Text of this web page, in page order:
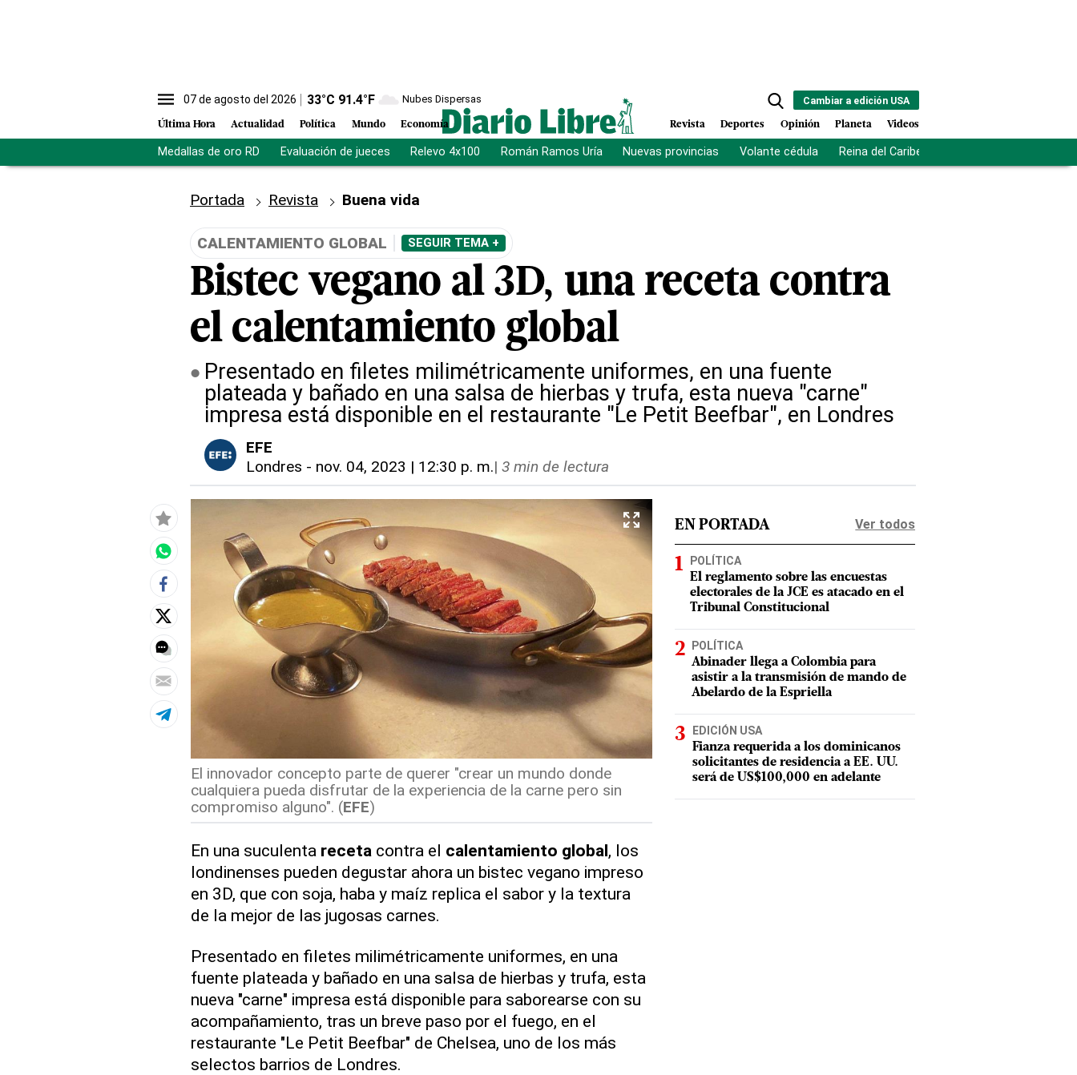
07 de agosto del 2026 33°C 91.4°F Nubes Dispersas
Última Hora Actualidad Política Mundo Economía
Cambiar a edición USA
Revista Deportes Opinión Planeta Videos
Medallas de oro RD Evaluación de jueces Relevo 4x100 Román Ramos Uría Nuevas provincias Volante cédula Reina del Caribe
Portada Revista Buena vida
CALENTAMIENTO GLOBAL SEGUIR TEMA +
Bistec vegano al 3D, una receta contra
el calentamiento global
Presentado en filetes milimétricamente uniformes, en una fuente
plateada y bañado en una salsa de hierbas y trufa, esta nueva "carne"
impresa está disponible en el restaurante "Le Petit Beefbar", en Londres
EFE
Londres - nov. 04, 2023 | 12:30 p. m.| 3 min de lectura
El innovador concepto parte de querer "crear un mundo donde
cualquiera pueda disfrutar de la experiencia de la carne pero sin
compromiso alguno". (EFE)
En una suculenta receta contra el calentamiento global, los
londinenses pueden degustar ahora un bistec vegano impreso
en 3D, que con soja, haba y maíz replica el sabor y la textura
de la mejor de las jugosas carnes.
Presentado en filetes milimétricamente uniformes, en una
fuente plateada y bañado en una salsa de hierbas y trufa, esta
nueva "carne" impresa está disponible para saborearse con su
acompañamiento, tras un breve paso por el fuego, en el
restaurante "Le Petit Beefbar" de Chelsea, uno de los más
selectos barrios de Londres.
EN PORTADA Ver todos
POLÍTICA
El reglamento sobre las encuestas
electorales de la JCE es atacado en el
Tribunal Constitucional
POLÍTICA
Abinader llega a Colombia para
asistir a la transmisión de mando de
Abelardo de la Espriella
EDICIÓN USA
Fianza requerida a los dominicanos
solicitantes de residencia a EE. UU.
será de US$100,000 en adelante